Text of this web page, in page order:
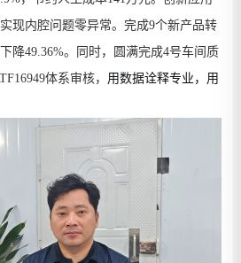
现内腔问题零异常。 完成9个新产品转
降49.36%。同时，圆满完成4号车间质
体系审核， 用数据诠释专业，用